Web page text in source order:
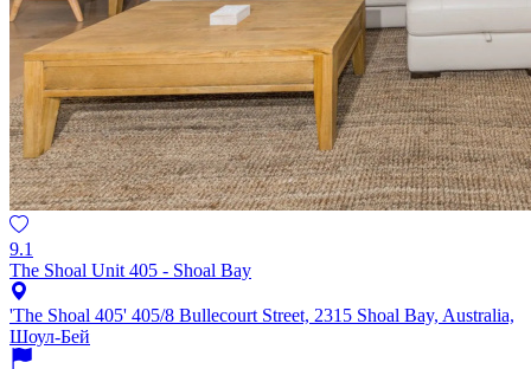
9.1
The Shoal Unit 405 - Shoal Bay
'The Shoal 405' 405/8 Bullecourt Street, 2315 Shoal Bay, Australia,
Шоул-Бей